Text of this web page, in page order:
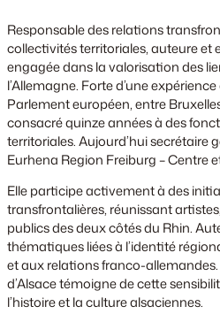
Responsable des relations
collectivités territoriales, auteure et
engagée dans la valorisation des
l’Allemagne. Forte d’une
Parlement européen, entre
consacré quinze années à des
territoriales. Aujourd’hui secrétaire
Eurhena Region Freiburg – Centre
Elle participe activement à des
transfrontalières, réunissant
publics des deux côtés du Rhin.
thématiques liées à l’identité
et aux relations franco-
d’Alsacetémoigne de cette
l’histoire et la culture alsaciennes.